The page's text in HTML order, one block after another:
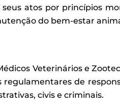
atos por princípios
do bem-estar
Veterinários e
de
civis e criminais.